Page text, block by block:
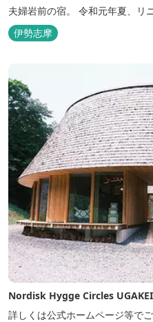
夫婦岩前の宿。 令和元年夏、リ
伊勢志摩
Nordisk Hygge Circles UGAKEI
詳しくは公式ホームページ等でご確認くださ